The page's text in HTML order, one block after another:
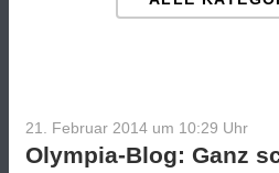
21. Februar 2014 um 10:29 Uhr
Olympia-Blog: Ganz